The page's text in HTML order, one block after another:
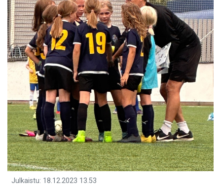
Julkaistu: 18.12.2023 13.53